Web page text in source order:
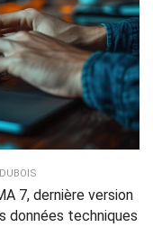
7, dernière version
données techniques